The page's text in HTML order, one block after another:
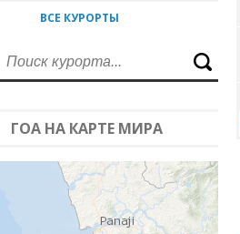
ВСЕ КУРОРТЫ
ГОА НА КАРТЕ МИРА